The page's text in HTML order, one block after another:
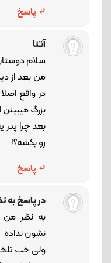
پاسخ
آتنا
سلام
من بعد از
در واقع
بزرگ
بعد چرا
رو بکشه؟!
پاسخ
در پاسخ به
به نظر من
نشون نداده
ولی خب